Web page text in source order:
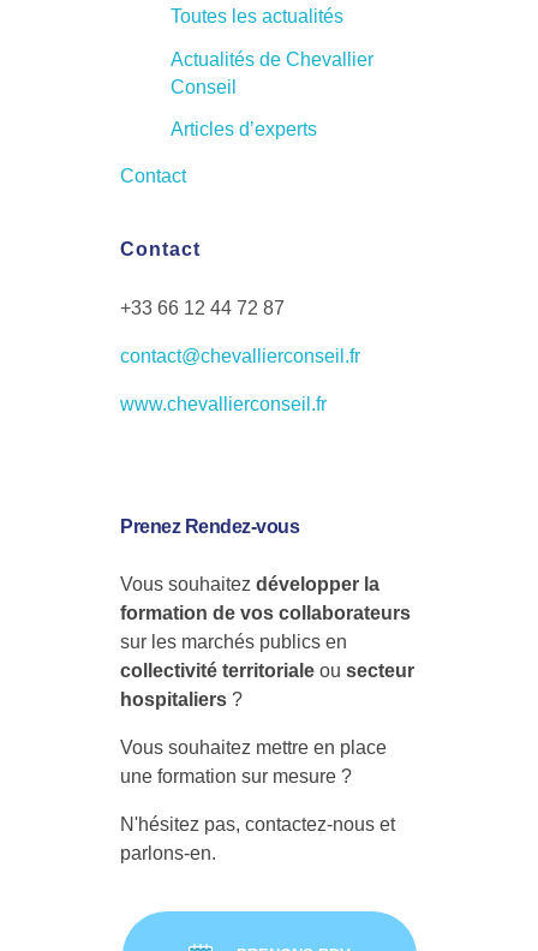
Toutes les actualités
Actualités de Chevallier
Conseil
Articles d’experts
Contact
Contact
+33 66 12 44 72 87
contact@chevallierconseil.fr
www.chevallierconseil.fr
Prenez Rendez-vous
Vous souhaitez développer la
formation de vos collaborateurs
sur les marchés publics en
collectivité territoriale ou secteur
hospitaliers ?
Vous souhaitez mettre en place
une formation sur mesure ?
N'hésitez pas, contactez-nous et
parlons-en.